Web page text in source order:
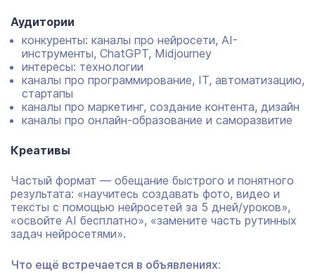
Аудитории
конкуренты: каналы про нейросети, AI-
инструменты, ChatGPT, Midjourney
интересы: технологии
каналы про программирование, IT, автоматизацию,
стартапы
каналы про маркетинг, создание контента, дизайн
каналы про онлайн-образование и саморазвитие
Креативы
Частый формат — обещание быстрого и понятного
результата: «научитесь создавать фото, видео и
тексты с помощью нейросетей за 5 дней/уроков»,
«освойте AI бесплатно», «замените часть рутинных
задач нейросетями».
Что ещё встречается в объявлениях: